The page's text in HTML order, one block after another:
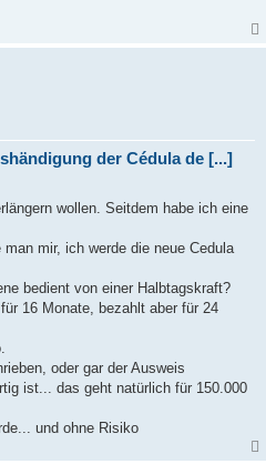
der Cédula de [...]
wollen. Seitdem habe ich eine
mir, ich werde die neue Cedula
bedient von einer Halbtagskraft?
16 Monate, bezahlt aber für 24
oder gar der Ausweis
ist... das geht natürlich für 150.000
und ohne Risiko